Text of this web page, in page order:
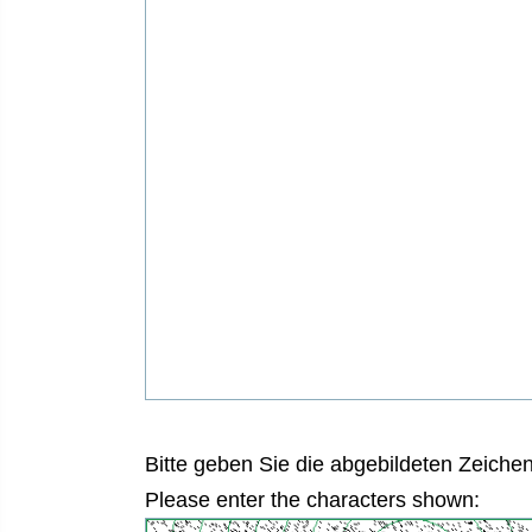
Bitte geben Sie die abgebildeten
Please enter the characters shown: